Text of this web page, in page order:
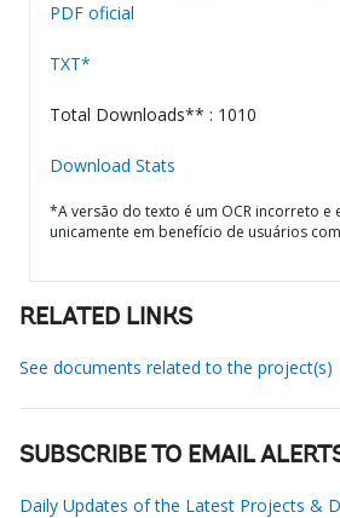
PDF oficial
TXT*
Total Downloads** : 1010
Download Stats
*A versão do texto é um OCR incorreto e
unicamente em benefício de usuários
RELATED LINKS
See documents related to the project(s)
SUBSCRIBE TO EMAIL
Daily Updates of the Latest Projects &